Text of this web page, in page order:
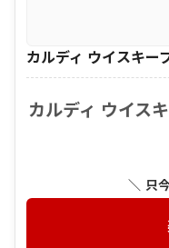
カルディ ウイスキー
カルディ ウイス
＼ 只